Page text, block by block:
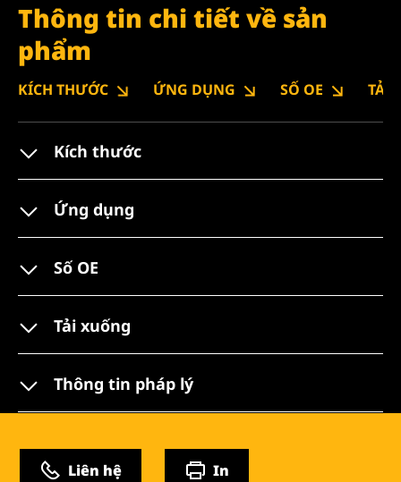
Thông tin chi tiết về sản
phẩm
KÍCH THƯỚC ỨNG DỤNG SỐ OE TẢI
Kích thước
Ứng dụng
Số OE
Tải xuống
Thông tin pháp lý
Liên hệ In